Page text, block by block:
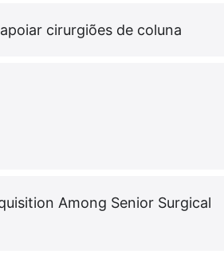
cirurgiões de coluna
Among Senior Surgical